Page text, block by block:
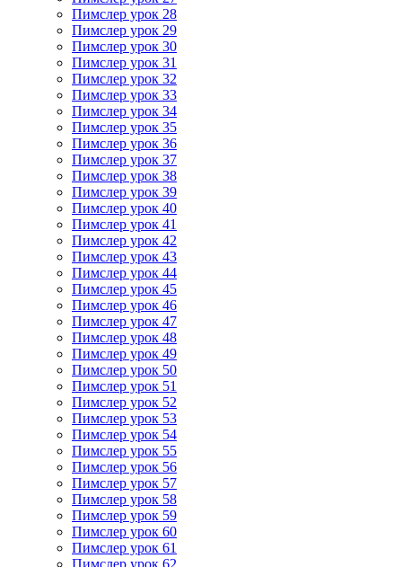
Пимслер урок 28
Пимслер урок 29
Пимслер урок 30
Пимслер урок 31
Пимслер урок 32
Пимслер урок 33
Пимслер урок 34
Пимслер урок 35
Пимслер урок 36
Пимслер урок 37
Пимслер урок 38
Пимслер урок 39
Пимслер урок 40
Пимслер урок 41
Пимслер урок 42
Пимслер урок 43
Пимслер урок 44
Пимслер урок 45
Пимслер урок 46
Пимслер урок 47
Пимслер урок 48
Пимслер урок 49
Пимслер урок 50
Пимслер урок 51
Пимслер урок 52
Пимслер урок 53
Пимслер урок 54
Пимслер урок 55
Пимслер урок 56
Пимслер урок 57
Пимслер урок 58
Пимслер урок 59
Пимслер урок 60
Пимслер урок 61
Пимслер урок 62